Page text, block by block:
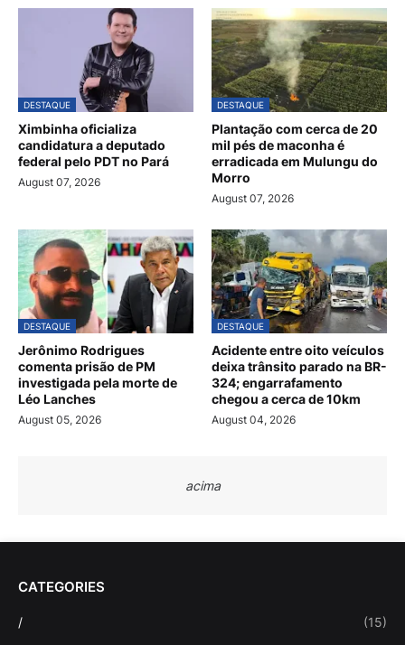
DESTAQUE
Ximbinha oficializa
candidatura a deputado
federal pelo PDT no Pará
August 07, 2026
DESTAQUE
Plantação com cerca de 20
mil pés de maconha é
erradicada em Mulungu do
Morro
August 07, 2026
DESTAQUE
Jerônimo Rodrigues
comenta prisão de PM
investigada pela morte de
Léo Lanches
August 05, 2026
DESTAQUE
Acidente entre oito veículos
deixa trânsito parado na BR-
324; engarrafamento
chegou a cerca de 10km
August 04, 2026
acima
CATEGORIES
/ (15)